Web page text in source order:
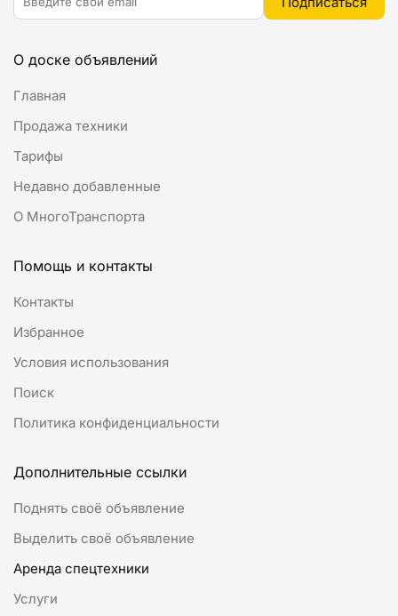
О доске объявлений
Главная
Продажа техники
Тарифы
Недавно добавленные
О МногоТранспорта
Помощь и контакты
Контакты
Избранное
Условия использования
Поиск
Политика конфиденциальности
Дополнительные ссылки
Поднять своё объявление
Выделить своё объявление
Аренда спецтехники
Услуги